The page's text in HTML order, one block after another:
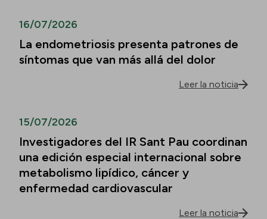
16/07/2026
La endometriosis presenta patrones de
síntomas que van más allá del dolor
Leer la noticia
15/07/2026
Investigadores del IR Sant Pau coordinan
una edición especial internacional sobre
metabolismo lipídico, cáncer y
enfermedad cardiovascular
Leer la noticia